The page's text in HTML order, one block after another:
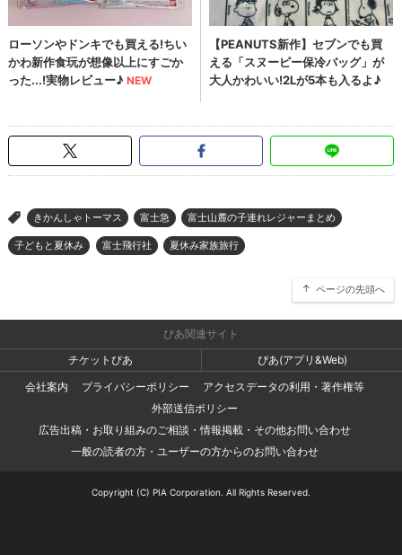
> きかんしゃトーマス 富士急 富士山麓の子連れレジャーまとめ
子どもと夏休み 富士飛行社 夏休み家族旅行
ページの先頭へ
ぴあ関連サイト
チケットぴあ
ぴあ(アプリ&Web)
会社案内
プライバシーポリシー
アクセスデータの利用・著作権等
外部送信ポリシー
広告出稿・お取り組みのご相談・情報掲載・その他お問い合わせ
一般の読者の方・ユーザーの方からのお問い合わせ
Copyright (C) PIA Corporation. All Rights Reserved.